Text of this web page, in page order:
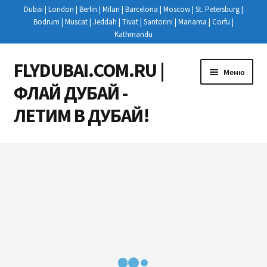
Dubai | London | Berlin | Milan | Barcelona | Moscow | St. Petersburg |
Bodrum | Muscat | Jeddah | Tivat | Santorini | Manama | Corfu |
Kathmandu
Перейти
к
навигации
Перейти
к
содержимому
FLYDUBAI.COM.RU |
ФЛАЙ ДУБАЙ -
ЛЕТИМ В ДУБАЙ!
Меню